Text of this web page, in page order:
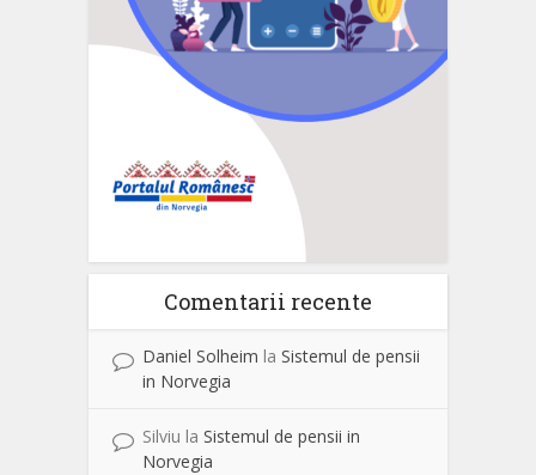
Comentarii recente
Daniel Solheim la Sistemul de pensii
in Norvegia
Silviu la Sistemul de pensii in
Norvegia